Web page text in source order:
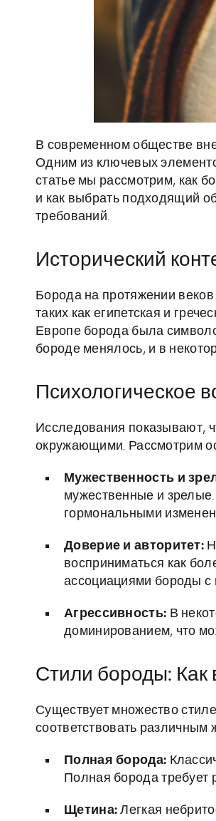
В современном обществе
Одним из ключевых
статье мы рассмотрим, как
и как выбрать подходящий
требований.
Исторический
Борода на протяжении
таких как египетская и
Европе борода была
бороде менялось, и в
Психологическое
Исследования показывают,
окружающими. Рассмотрим
Мужественность и
мужественные и зрелые.
гормональными
Доверие и авторитет:
восприниматься как
ассоциациями бороды с
Агрессивность: В
доминированием, что
Стили бороды: Как
Существует множество
соответствовать
Полная борода:
Полная борода требует
Щетина: Легкая